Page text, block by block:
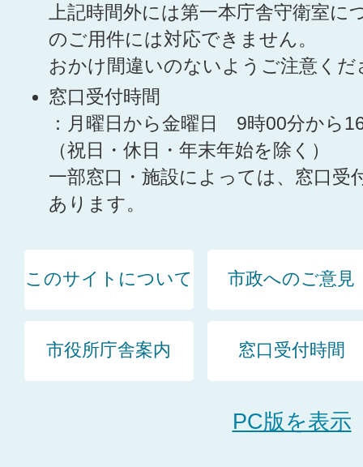
上記時間外には第一本庁舎守衛室に
のご用件には対応できません。
おかけ間違いのないようご注意くだ
窓口受付時間
：月曜日から金曜日 9時00分から
（祝日・休日・年末年始を除く）
一部窓口・施設によっては、窓口受
あります。
このサイトについて 市政へのご意見
市役所庁舎案内 窓口受付時間
PC版を表示